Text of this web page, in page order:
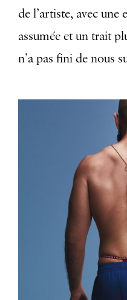
de l’artiste, avec une
assumée et un trait
n’a pas fini de nous